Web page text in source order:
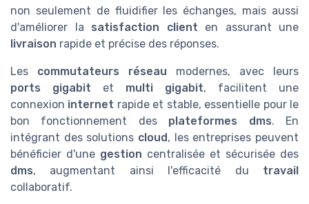
non seulement de fluidifier les échanges, mais aussi
d'améliorer la satisfaction client en assurant une
livraison rapide et précise des réponses.
Les commutateurs réseau modernes, avec leurs
ports gigabit et multi gigabit, facilitent une
connexion internet rapide et stable, essentielle pour le
bon fonctionnement des plateformes dms. En
intégrant des solutions cloud, les entreprises peuvent
bénéficier d'une gestion centralisée et sécurisée des
dms, augmentant ainsi l'efficacité du travail
collaboratif.